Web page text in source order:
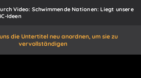
Video: Schwimmende Nationen: Liegt unsere
Ideen
die Untertitel neu anordnen, um sie zu
vervollständigen